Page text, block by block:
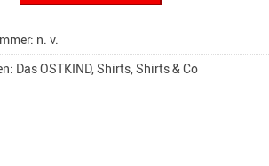
n. v.
Das OSTKIND,Shirts,Shirts & Co